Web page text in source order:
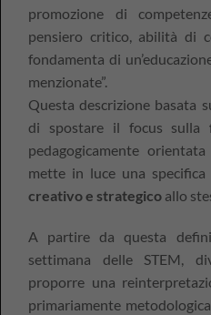
promozione di
pensiero critico, abilità di
fondamenta di
menzionate”.
Questa descrizione basata
di spostare il focus sulla
pedagogicamente
mette in luce una
creativo e strategico allo
A partire da questa
settimana delle STEM,
proporre una
primariamente